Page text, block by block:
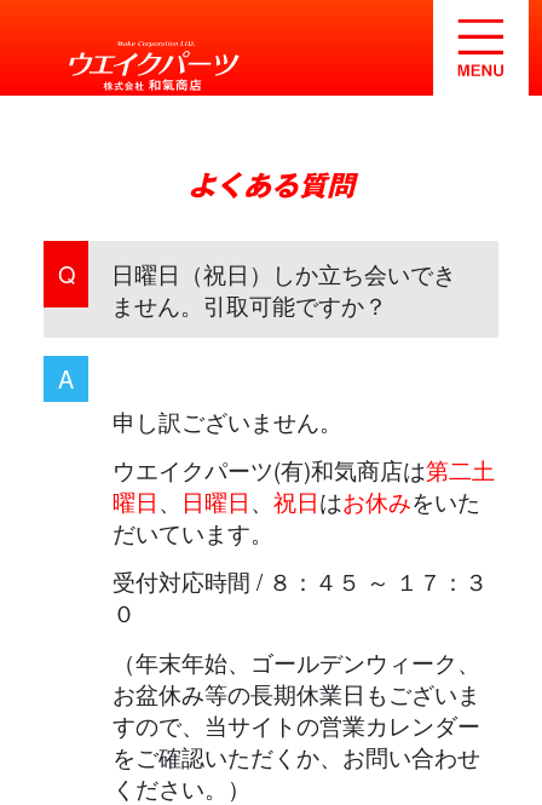
よくある質問
Q
日曜日（祝日）しか立ち会いでき
ません。引取可能ですか？
A
申し訳ございません。
ウエイクパーツ(有)和気商店は第二土
曜日、 日曜日、 祝日はお休みをいた
だいています。
受付対応時間 / ８：４５ ～ １７：３
０
（年末年始、ゴールデンウィーク、
お盆休み等の長期休業日もございま
すので、当サイトの営業カレンダー
をご確認いただくか、お問い合わせ
ください。）